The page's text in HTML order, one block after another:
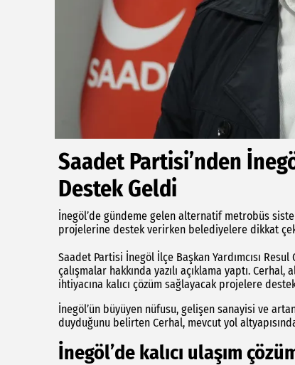
Saadet Partisi’nden
Destek Geldi
İnegöl’de gündeme gelen alternatif metrobüs
projelerine destek verirken belediyelere dikkat
Saadet Partisi İnegöl İlçe Başkan Yardımcısı
çalışmalar hakkında yazılı açıklama yaptı.
ihtiyacına kalıcı çözüm sağlayacak projelere
İnegöl’ün büyüyen nüfusu, gelişen sanayisi ve
duyduğunu belirten Cerhal, mevcut yol
İnegöl’de kalıcı ulaşım